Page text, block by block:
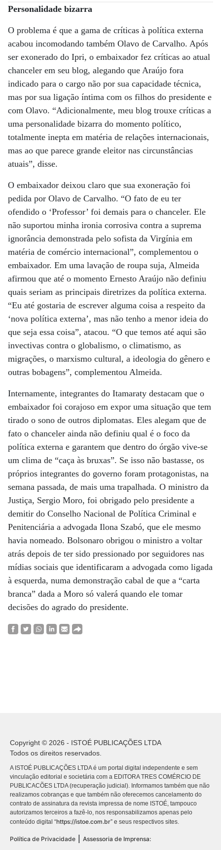
Personalidade bizarra
O problema é que a gama de críticas à política externa
acabou incomodando também Olavo de Carvalho. Após
ser exonerado do Ipri, o embaixador fez críticas ao atual
chanceler em seu blog, alegando que Araújo fora
indicado para o cargo não por sua capacidade técnica,
mas por sua ligação íntima com os filhos do presidente e
com Olavo. “Adicionalmente, meu blog trouxe críticas a
uma personalidade bizarra do momento político,
totalmente inepta em matéria de relações internacionais,
mas ao que parece grande eleitor nas circunstâncias
atuais”, disse.
O embaixador deixou claro que sua exoneração foi
pedida por Olavo de Carvalho. “O fato de eu ter
ofendido o ‘Professor’ foi demais para o chanceler. Ele
não suportou minha ironia corrosiva contra a suprema
ignorância demonstrada pelo sofista da Virgínia em
matéria de comércio internacional”, complementou o
embaixador. Em uma lavação de roupa suja, Almeida
afirmou que até o momento Ernesto Araújo não definiu
quais seriam as principais diretrizes da política externa.
“Eu até gostaria de escrever alguma coisa a respeito da
‘nova política externa’, mas não tenho a menor ideia do
que seja essa coisa”, atacou. “O que temos até aqui são
invectivas contra o globalismo, o climatismo, as
migrações, o marxismo cultural, a ideologia do gênero e
outras bobagens”, complementou Almeida.
Internamente, integrantes do Itamaraty destacam que o
embaixador foi corajoso em expor uma situação que tem
tirado o sono de outros diplomatas. Eles alegam que de
fato o chanceler ainda não definiu qual é o foco da
política externa e garantem que dentro do órgão vive-se
um clima de “caça às bruxas”. Se isso não bastasse, os
próprios integrantes do governo foram protagonistas, na
semana passada, de mais uma trapalhada. O ministro da
Justiça, Sergio Moro, foi obrigado pelo presidente a
demitir do Conselho Nacional de Política Criminal e
Penitenciária a advogada Ilona Szabó, que ele mesmo
havia nomeado. Bolsonaro obrigou o ministro a voltar
atrás depois de ter sido pressionado por seguidores nas
mídias sociais que identificaram a advogada como ligada
à esquerda, numa demonstração cabal de que a “carta
branca” dada a Moro só valerá quando ele tomar
decisões do agrado do presidente.
Copyright © 2026 - ISTOÉ PUBLICAÇÕES LTDA
Todos os direitos reservados.
A ISTOÉ PUBLICAÇÕES LTDA é um portal digital independente e sem
vinculação editorial e societária com a EDITORA TRES COMÉRCIO DE
PUBLICACÕES LTDA (recuperação judicial). Informamos também que não
realizamos cobranças e que também não oferecemos cancelamento do
contrato de assinatura da revista impressa de nome ISTOÉ, tampouco
autorizamos terceiros a fazê-lo, nos responsabilizamos apenas pelo
conteúdo digital “https://istoe.com.br” e seus respectivos sites.
Política de Privacidade
Assessoria de Imprensa: